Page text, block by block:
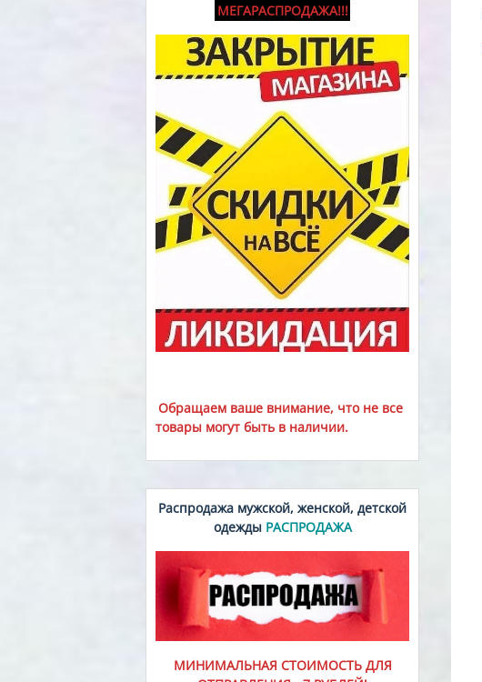
МЕГАРАСПРОДАЖА!!!
Обращаем ваше внимание, что не все
товары могут быть в наличии.
Распродажа мужской, женской, детской
одежды РАСПРОДАЖА
МИНИМАЛЬНАЯ СТОИМОСТЬ ДЛЯ